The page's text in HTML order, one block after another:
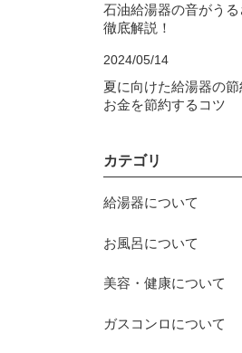
石油給湯器の音がう
徹底解説！
2024/05/14
夏に向けた給湯器の
お金を節約するコツ
カテゴリ
給湯器について
お風呂について
美容・健康について
ガスコンロについて